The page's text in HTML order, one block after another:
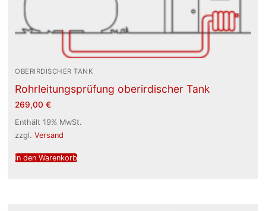
OBERIRDISCHER TANK
Rohrleitungsprüfung oberirdischer Tank
269,00 €
Enthält 19% MwSt.
zzgl. Versand
In den Warenkorb